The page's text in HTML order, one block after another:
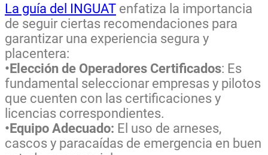
La guía del INGUAT enfatiza la importancia
de seguir ciertas recomendaciones para
garantizar una experiencia segura y
placentera:
•Elección de Operadores Certificados: Es
fundamental seleccionar empresas y pilotos
que cuenten con las certificaciones y
licencias correspondientes.
•Equipo Adecuado: El uso de arneses,
cascos y paracaídas de emergencia en buen